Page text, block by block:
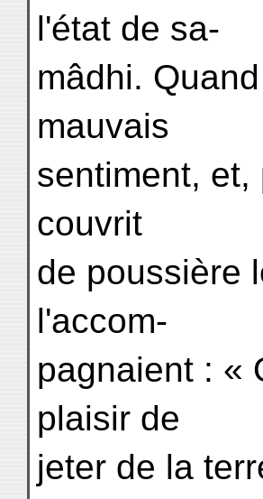
l'état de sa-
mâdhi.
mauvais
sentiment,
couvrit
de poussière
l'accom-
pagnaient : «
plaisir de
jeter de la